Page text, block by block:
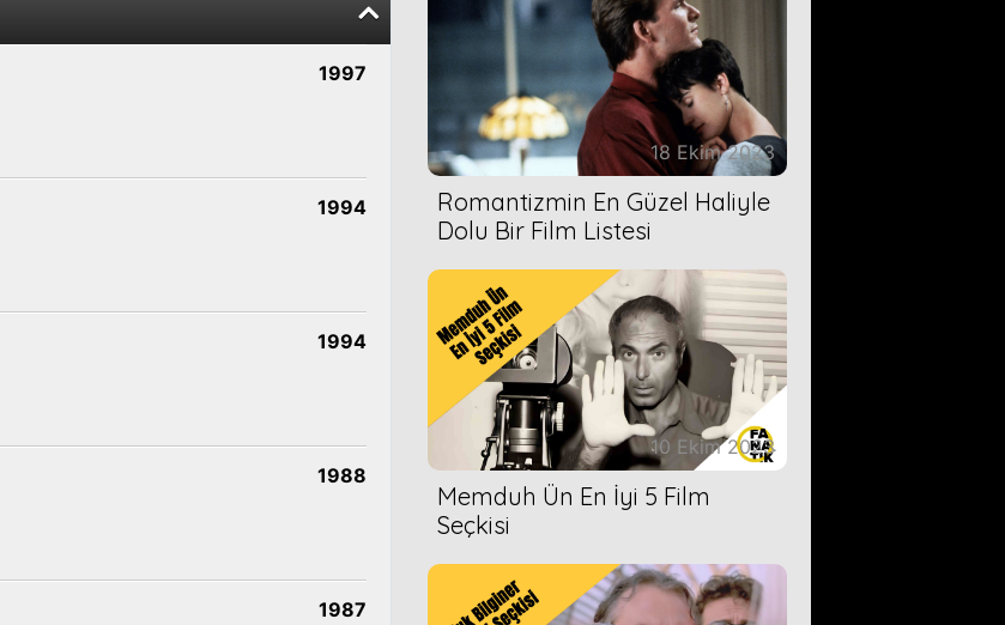
1997
1994
1994
1988
1987
18 Ekim 2023
Romantizmin En Güzel Haliyle
Dolu Bir Film Listesi
10 Ekim 2023
Memduh Ün En İyi 5 Film
Seçkisi